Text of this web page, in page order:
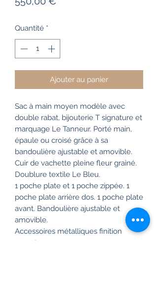
Quantité *
Ajouter au panier
Sac à main moyen modèle avec
double rabat, bijouterie T signature et
marquage Le Tanneur. Porté main,
épaule ou croisé grâce à sa
bandoulière ajustable et amovible.
Cuir de vachette pleine fleur grainé.
Doublure textile Le Bleu.
1 poche plate et 1 poche zippée. 1
poche plate arrière dos. 1 poche plate
avant. Bandoulière ajustable et
amovible.
Accessoires métalliques finition
argent.